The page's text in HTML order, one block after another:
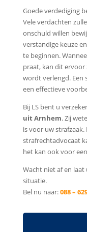
Goede verdediging
Vele verdachten
onschuld willen
verstandige keuze
te beginnen.
praat, kan dit
wordt verlengd. Een
een effectieve
Bij LS bent u
uit Arnhem. Zij
is voor uw
strafrechtadvocaat
het kan ook voor
Wacht niet af en
situatie.
Bel nu naar:088 –